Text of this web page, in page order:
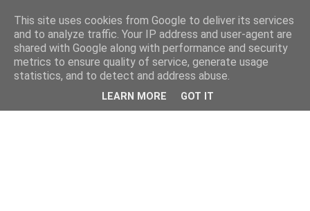
This site uses cookies from Google to deliver its services
and to analyze traffic. Your IP address and user-agent are
shared with Google along with performance and security
metrics to ensure quality of service, generate usage
statistics, and to detect and address abuse.
LEARN MORE GOT IT